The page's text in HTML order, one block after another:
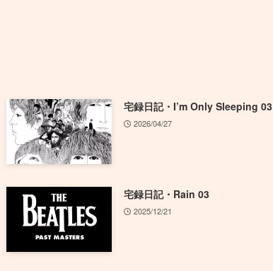
宅録日記・I’m Only Sleeping 03
2026/04/27
宅録日記・Rain 03
2025/12/21